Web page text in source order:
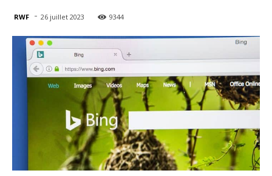
RWF - 26 juillet 2023 9344